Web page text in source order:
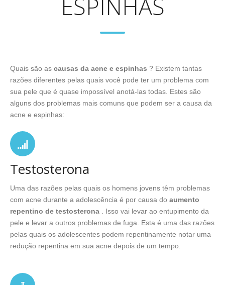
ESPINHAS
Quais são as causas da acne e espinhas ? Existem tantas
razões diferentes pelas quais você pode ter um problema com
sua pele que é quase impossível anotá-las todas. Estes são
alguns dos problemas mais comuns que podem ser a causa da
acne e espinhas:
Testosterona
Uma das razões pelas quais os homens jovens têm problemas
com acne durante a adolescência é por causa do aumento
repentino de testosterona . Isso vai levar ao entupimento da
pele e levar a outros problemas de fuga. Esta é uma das razões
pelas quais os adolescentes podem repentinamente notar uma
redução repentina em sua acne depois de um tempo.